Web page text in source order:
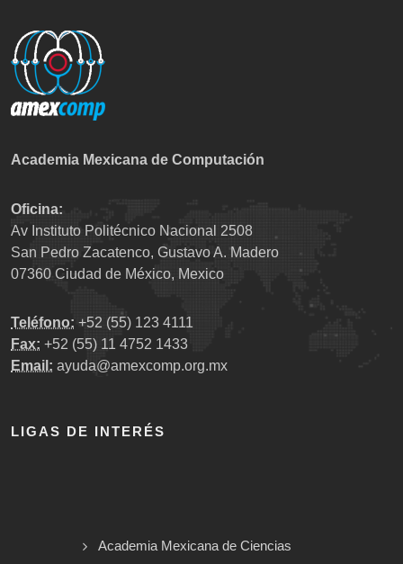
Academia Mexicana de Computación
Oficina:
Av Instituto Politécnico Nacional 2508
San Pedro Zacatenco, Gustavo A. Madero
07360 Ciudad de México, Mexico
Teléfono: +52 (55) 123 4111
Fax: +52 (55) 11 4752 1433
Email: ayuda@amexcomp.org.mx
LIGAS DE INTERÉS
Academia Mexicana de Ciencias